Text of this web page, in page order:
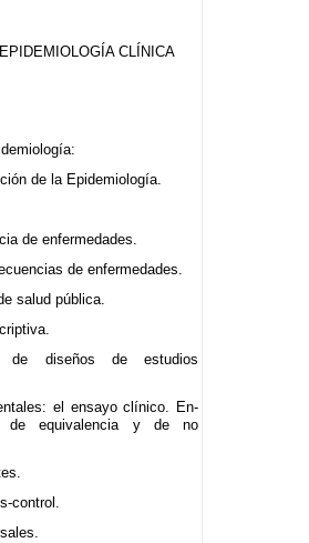
CLÍNICA
de la Epidemiología.
de enfermedades.
de enfermedades.
salud pública.
de diseños de estudios
el ensayo clínico. En-
de equivalencia y de no
control.